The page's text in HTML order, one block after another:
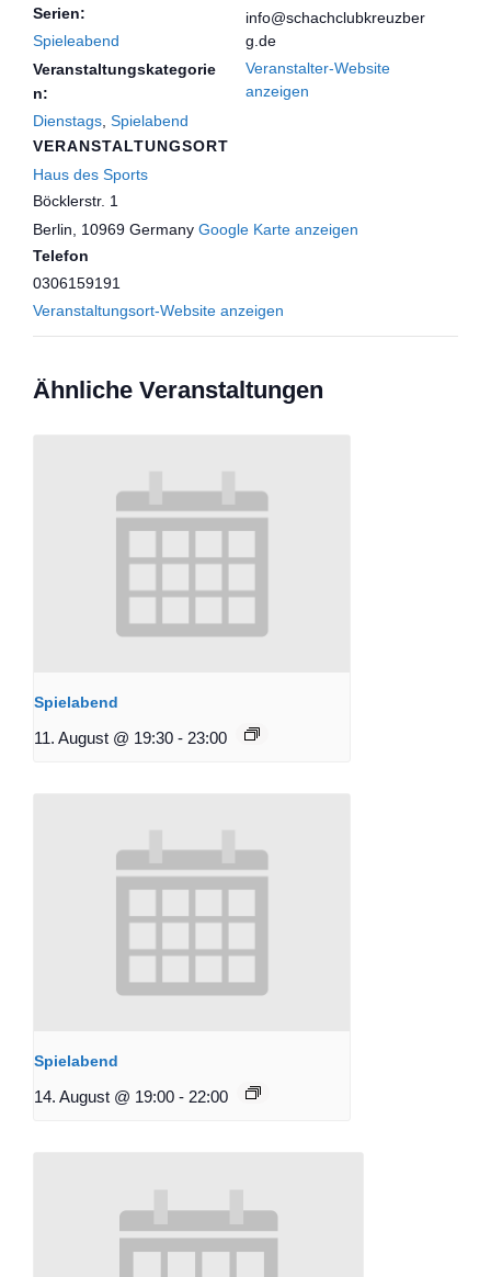
Serien:
Spieleabend
Veranstaltungskategorie
n:
Dienstags Spielabend
VERANSTALTUNGSORT
Haus des Sports
Böcklerstr. 1
Berlin
10969 Germany Google Karte anzeigen
Telefon
0306159191
Veranstaltungsort-Website anzeigen
info@schachclubkreuzber
g.de
Veranstalter-Website
anzeigen
Ähnliche Veranstaltungen
Spielabend
11. August @ 19:30 - 23:00
Spielabend
14. August @ 19:00 - 22:00